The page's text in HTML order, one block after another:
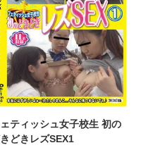
ティッシュ女子校生 初の
どきレズSEX1